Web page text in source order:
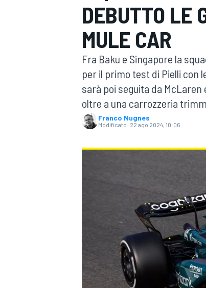
MOTOGP
WRC
DEBUTTO LE
MULE CAR
Fra Baku e Singapore la
per il primo test di Pielli con
sarà poi seguita da McLaren
oltre a una carrozzeria
Franco Nugnes
Modificato: 22 ago 2024, 10:06